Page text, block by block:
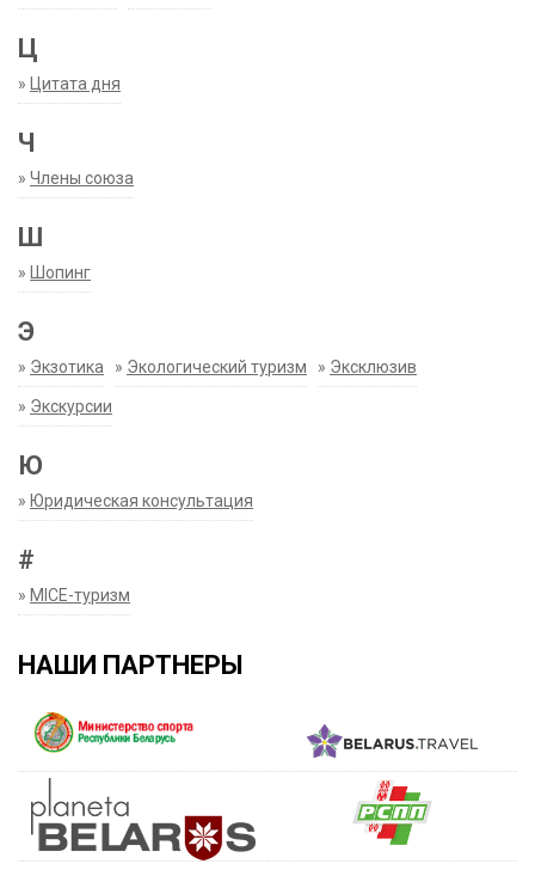
Ц
» Цитата дня
Ч
» Члены союза
Ш
» Шопинг
Э
» Экзотика » Экологический туризм » Эксклюзив
» Экскурсии
Ю
» Юридическая консультация
#
» MICE-туризм
НАШИ ПАРТНЕРЫ